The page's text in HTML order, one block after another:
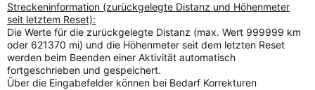
Streckeninformation (zurückgelegte Distanz und Höhenmeter
seit letztem Reset):
Die Werte für die zurückgelegte Distanz (max. Wert 999999 km
oder 621370 mi) und die Höhenmeter seit dem letzten Reset
werden beim Beenden einer Aktivität automatisch
fortgeschrieben und gespeichert.
Über die Eingabefelder können bei Bedarf Korrekturen